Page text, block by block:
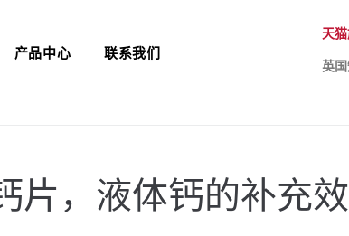
产品中心 联系我们
天
英
片，液体钙的补充